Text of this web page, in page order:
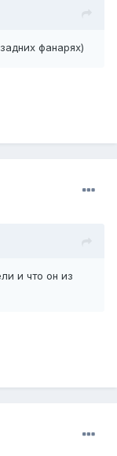
фанарях)
и что он из